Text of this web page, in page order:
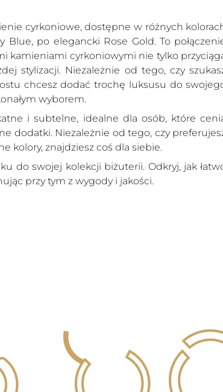
cyrkoniowe, dostępne w różnych
po elegancki Rose Gold. To
kamieniami cyrkoniowymi nie tylko
stylizacji. Niezależnie od tego, czy
chcesz dodać trochę luksusu do
wyborem.
i subtelne, idealne dla osób, które
dodatki. Niezależnie od tego, czy
kolory, znajdziesz coś dla siebie.
do swojej kolekcji biżuterii. Odkryj, jak
przy tym z wygody i jakości.